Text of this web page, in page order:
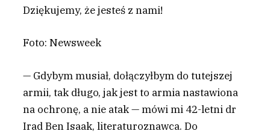
Dziękujemy, że jesteś z nami!
Foto: Newsweek
— Gdybym musiał, dołączyłbym do tutejszej
armii, tak długo, jak jest to armia nastawiona
na ochronę, a nie atak — mówi mi 42-letni dr
Irad Ben Isaak, literaturoznawca. Do